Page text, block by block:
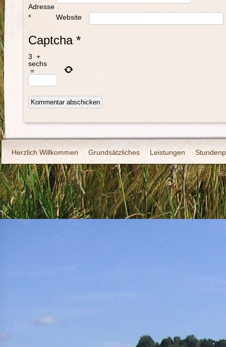
Adresse
*
Website
Captcha*
3 +
sechs
=
Herzlich Willkommen Grundsätzliches Leistungen